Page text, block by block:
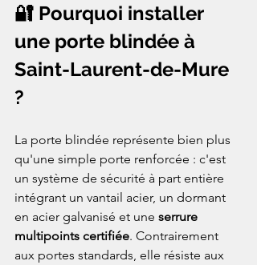
🔐 Pourquoi installer
une porte blindée à
Saint-Laurent-de-Mure
?
La porte blindée représente bien plus
qu'une simple porte renforcée : c'est
un système de sécurité à part entière
intégrant un vantail acier, un dormant
en acier galvanisé et une serrure
multipoints certifiée. Contrairement
aux portes standards, elle résiste aux